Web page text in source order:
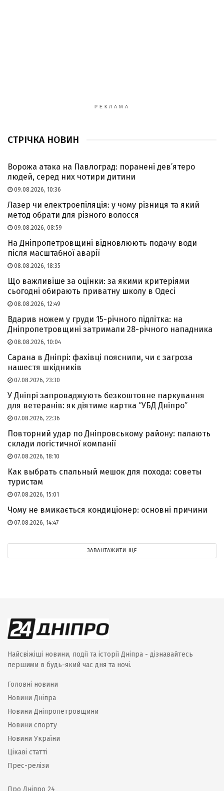
РЕКЛАМА
СТРІЧКА НОВИН
Ворожа атака на Павлоград: поранені дев’ятеро
людей, серед них чотири дитини
09.08.2026, 10:36
Лазер чи електроепіляція: у чому різниця та який
метод обрати для різного волосся
09.08.2026, 08:59
На Дніпропетровщині відновлюють подачу води
після масштабної аварії
08.08.2026, 18:35
Що важливіше за оцінки: за якими критеріями
сьогодні обирають приватну школу в Одесі
08.08.2026, 12:49
Вдарив ножем у груди 15-річного підлітка: на
Дніпропетровщині затримали 28-річного нападника
08.08.2026, 10:04
Сарана в Дніпрі: фахівці пояснили, чи є загроза
нашестя шкідників
07.08.2026, 23:30
У Дніпрі запроваджують безкоштовне паркування
для ветеранів: як діятиме картка “УБД Дніпро”
07.08.2026, 22:36
Повторний удар по Дніпровському району: палають
склади логістичної компанії
07.08.2026, 18:10
Как выбрать спальный мешок для похода: советы
туристам
07.08.2026, 15:01
Чому не вмикається кондиціонер: основні причини
07.08.2026, 14:47
ЗАВАНТАЖИТИ ЩЕ
Найсвіжіші новини, події та історії Дніпра - дізнавайтесь
першими в будь-який час дня та ночі.
Головні новини
Новини Дніпра
Новини Дніпропетровщини
Новини спорту
Новини України
Цікаві статті
Прес-релізи
Про Дніпро 24